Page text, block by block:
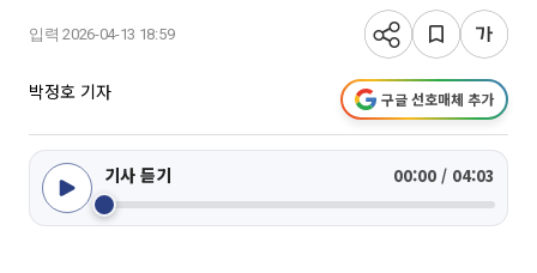
입력 2026-04-13 18:59
박정호 기자 구글 선호매체 추가
기사 듣기 00:00 / 04:03